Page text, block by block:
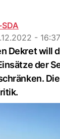
- 16:37
Dekret will
der